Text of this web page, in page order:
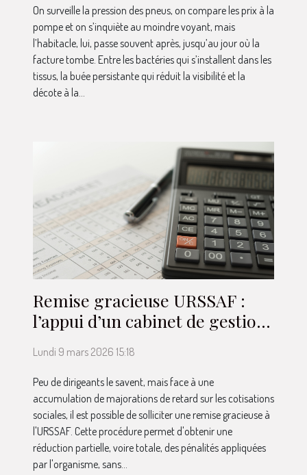
On surveille la pression des pneus, on compare les prix à la
pompe et on s’inquiète au moindre voyant, mais
l’habitacle, lui, passe souvent après, jusqu’au jour où la
facture tombe. Entre les bactéries qui s’installent dans les
tissus, la buée persistante qui réduit la visibilité et la
décote à la...
Remise gracieuse URSSAF :
l’appui d’un cabinet de gestion
de paie peut tout changer
Lundi 9 mars 2026 15:18
Peu de dirigeants le savent, mais face à une
accumulation de majorations de retard sur les cotisations
sociales, il est possible de solliciter une remise gracieuse à
l'URSSAF. Cette procédure permet d'obtenir une
réduction partielle, voire totale, des pénalités appliquées
par l'organisme, sans...